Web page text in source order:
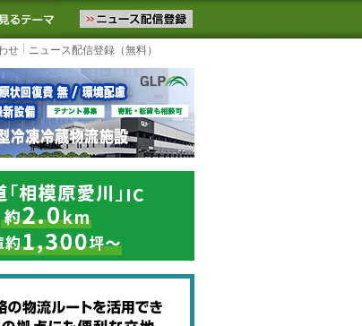
お届けします。物流ニュースメール配信を登録す
入りに追加 よく見るテーマ
せ ニュース配信登録（無料）